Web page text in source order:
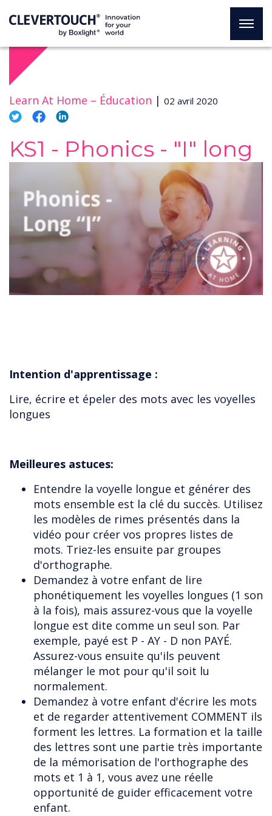
Learn At Home – Éducation | 02 avril 2020
KS1 - Phonics - "I" long
Intention d'apprentissage :
Lire, écrire et épeler des mots avec les voyelles
longues
Meilleures astuces:
Entendre la voyelle longue et générer des
mots ensemble est la clé du succès. Utilisez
les modèles de rimes présentés dans la
vidéo pour créer vos propres listes de
mots. Triez-les ensuite par groupes
d'orthographe.
Demandez à votre enfant de lire
phonétiquement les voyelles longues (1 son
à la fois), mais assurez-vous que la voyelle
longue est dite comme un seul son. Par
exemple, payé est P - AY - D non PAYÉ.
Assurez-vous ensuite qu'ils peuvent
mélanger le mot pour qu'il soit lu
normalement.
Demandez à votre enfant d'écrire les mots
et de regarder attentivement COMMENT ils
forment les lettres. La formation et la taille
des lettres sont une partie très importante
de la mémorisation de l'orthographe des
mots et 1 à 1, vous avez une réelle
opportunité de guider efficacement votre
enfant.